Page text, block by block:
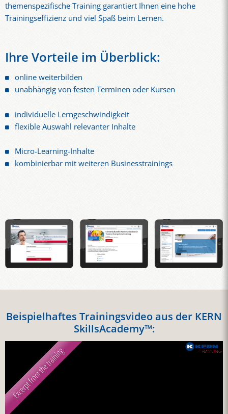
themenspezifische Training garantiert Ihnen eine hohe
Trainingseffizienz und viel Spaß beim Lernen.
Ihre Vorteile im Überblick:
online weiterbilden
unabhängig von festen Terminen oder Kursen
individuelle Lerngeschwindigkeit
flexible Auswahl relevanter Inhalte
Micro-Learning-Inhalte
kombinierbar mit weiteren Businesstrainings
Beispielhaftes Trainingsvideo aus der KERN
SkillsAcademy™: